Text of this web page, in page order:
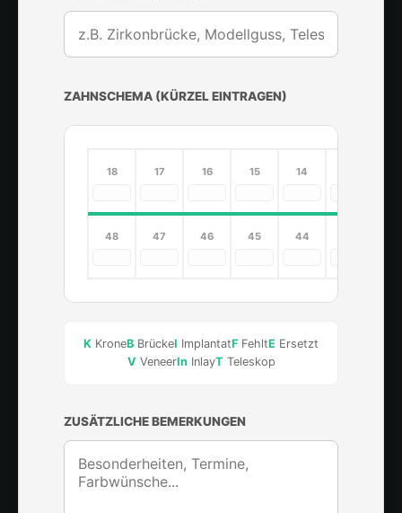
ZAHNSCHEMA (KÜRZEL EINTRAGEN)
18 17 16 15 14
48 47 46 45 44
K KroneB BrückeI ImplantatF FehltE Ersetzt
V VeneerInInlayT Teleskop
ZUSÄTZLICHE BEMERKUNGEN